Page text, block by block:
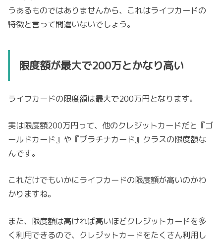
うあるものではありませんから、これはライフカードの
特徴と言って間違いないでしょう。
限度額が最大で200万とかなり高い
ライフカードの限度額は最大で200万円となります。
実は限度額200万円って、他のクレジットカードだと『ゴ
ールドカード』や『プラチナカード』クラスの限度額な
んです。
これだけでもいかにライフカードの限度額が高いのかわ
かりますね。
また、限度額は高ければ高いほどクレジットカードを多
く利用できるので、クレジットカードをたくさん利用し